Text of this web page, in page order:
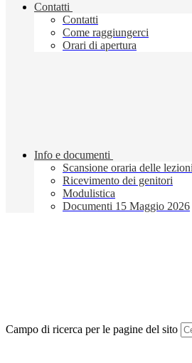
Contatti
Contatti
Come raggiungerci
Orari di apertura
Info e documenti
Scansione oraria delle
Ricevimento dei genitori
Modulistica
Documenti 15 Maggio 2026
Campo di ricerca per le pagine del sito